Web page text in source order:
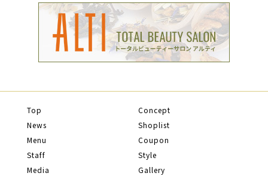
Top
Concept
News
Shoplist
Menu
Coupon
Staff
Style
Media
Gallery